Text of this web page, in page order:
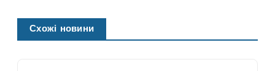
Схожі новини